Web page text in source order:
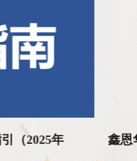
集团有限公司